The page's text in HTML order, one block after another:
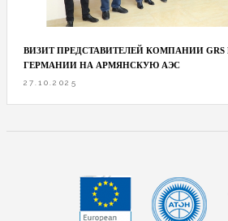
ВИЗИТ ПРЕДСТАВИТЕЛЕЙ КОМПАНИИ
ГЕРМАНИИ НА АРМЯНСКУЮ АЭС
27.10.2025